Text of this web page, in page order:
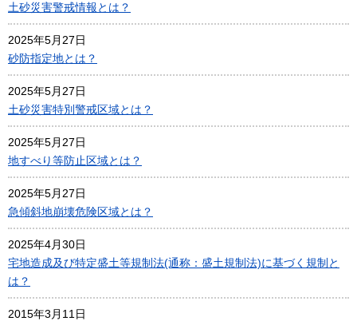
土砂災害警戒情報とは？
2025年5月27日
砂防指定地とは？
2025年5月27日
土砂災害特別警戒区域とは？
2025年5月27日
地すべり等防止区域とは？
2025年5月27日
急傾斜地崩壊危険区域とは？
2025年4月30日
宅地造成及び特定盛土等規制法(通称：盛土規制法)に基づく規制と
は？
2015年3月11日